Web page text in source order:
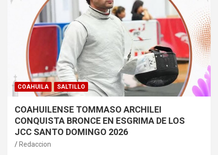
COAHUILA SALTILLO
COAHUILENSE TOMMASO ARCHILEI
CONQUISTA BRONCE EN ESGRIMA DE LOS
JCC SANTO DOMINGO 2026
Redaccion